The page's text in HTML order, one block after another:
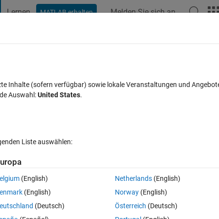
Lernen MATLAB erhalten Melden Sie sich an
two-input XOR gate knowing the
0.9; Requirements achieved: Analyze
2024 13 Ansichten (30 Tage)
knowing the initial values:
Inhalte (sofern verfügbar) sowie lokale Veranstaltungen und
Auswahl:United States.
Liste auswählen:
(English)
(English)
(Deutsch)
Netherlands(English)
Norway(English)
Österreich (Deutsch)